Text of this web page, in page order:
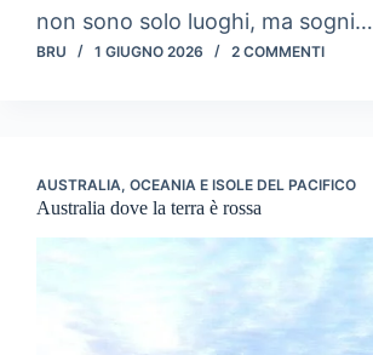
non sono solo luoghi, ma sogni…
BRU 1 GIUGNO 2026 2 COMMENTI
AUSTRALIA, OCEANIA E ISOLE DEL PACIFICO
Australia dove la terra è rossa